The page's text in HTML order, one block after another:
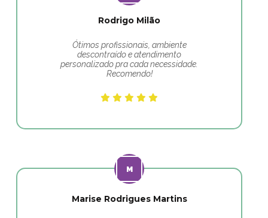
Rodrigo Milão
Ótimos profissionais, ambiente
descontraído e atendimento
personalizado pra cada necessidade.
Recomendo!
Marise Rodrigues Martins